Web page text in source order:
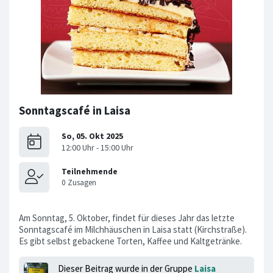
Sonntagscafé in Laisa
Am Sonntag, 5. Oktober, findet für dieses Jahr das letzte
Sonntagscafé im Milchhäuschen in Laisa statt (Kirchstraße).
Es gibt selbst gebackene Torten, Kaffee und Kaltgetränke.
Dieser Beitrag wurde in der Gruppe Laisa